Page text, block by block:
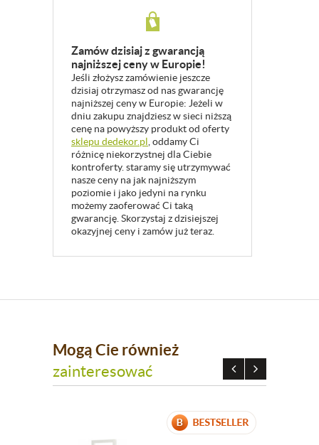
Zamów dzisiaj z gwarancją
najniższej ceny w Europie!
Jeśli złożysz zamówienie jeszcze
dzisiaj otrzymasz od nas gwarancję
najniższej ceny w Europie: Jeżeli w
dniu zakupu znajdziesz w sieci niższą
cenę na powyższy produkt od oferty
sklepu dedekor.pl, oddamy Ci
różnicę niekorzystnej dla Ciebie
kontroferty. staramy się utrzymywać
nasze ceny na jak najniższym
poziomie i jako jedyni na rynku
możemy zaoferować Ci taką
gwarancję. Skorzystaj z dzisiejszej
okazyjnej ceny i zamów już teraz.
Mogą Cie również
zainteresować